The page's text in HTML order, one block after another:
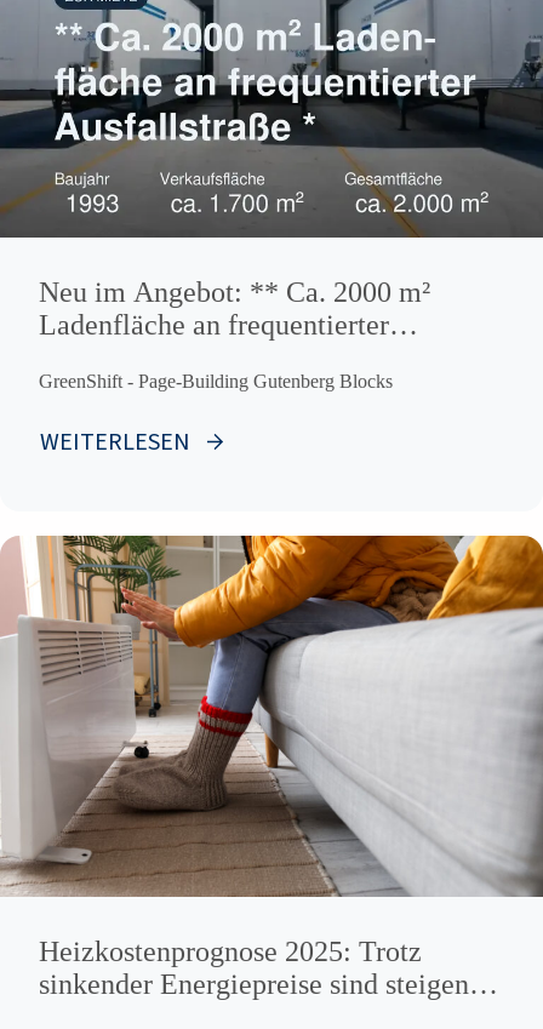
Neu im Angebot: ** Ca. 2000 m²
Ladenfläche an frequentierter
GreenShift - Page-Building Gutenberg Blocks
WEITERLESEN
Heizkostenprognose 2025: Trotz
sinkender Energiepreise sind steigende